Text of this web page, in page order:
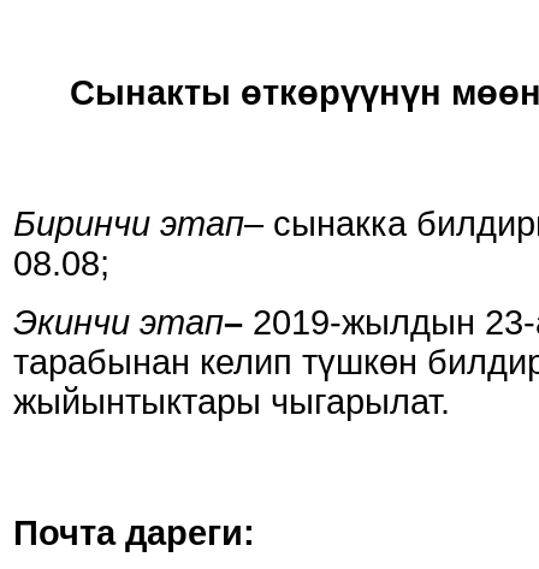
Сынакты өткөрүүнүн
Биринчи этап– сынакка
08.08;
Экинчи этап– 2019-жылдын 23-
тарабынан келип түшкөн
жыйынтыктары чыгарылат.
Почта дареги: